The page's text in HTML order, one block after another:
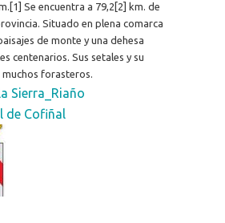
Se encuentra a 79,2[2] km. de
Situado en plena comarca
de monte y una dehesa
centenarios. Sus setales y su
forasteros.
Sierra_Riaño
de Cofiñal